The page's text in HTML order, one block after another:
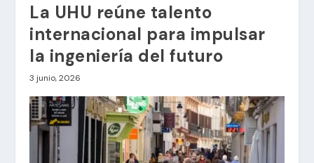
La UHU reúne talento
internacional para impulsar
la ingeniería del futuro
3 junio, 2026